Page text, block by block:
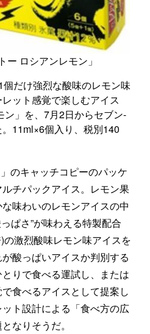
ー ロシアンレモン」
だけ強烈な酸味のレモン味
ット感覚で楽しむアイス
ン」を、7月2日からセブン‐
11ml×6個入り、税別140
のキャッチコピーのパッケ
チパックアイス。レモン果
味わいのレモンアイスの中
ぱさ”が味わえる特製配合
激烈酸味レモン味アイスを
酸っぱいアイスか判別する
りで食べる運試し、または
食べるアイスとして提案し
ト設計による「食べ方の広
なりそうだ。